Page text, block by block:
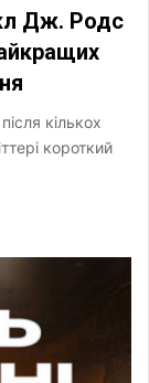
Дж. Родс
кількох
короткий